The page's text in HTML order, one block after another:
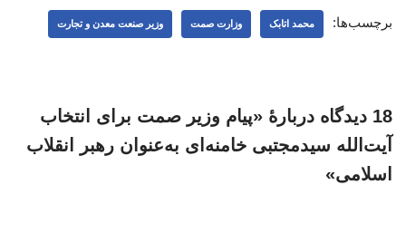
برچسب‌ها: محمد اتابک وزارت صمت وزیر صنعت معدن و تجارت
18 دیدگاه دربارهٔ «پیام وزیر صمت برای انتخاب
آیت‌الله سیدمجتبی خامنه‌ای به‌عنوان رهبر انقلاب
اسلامی»